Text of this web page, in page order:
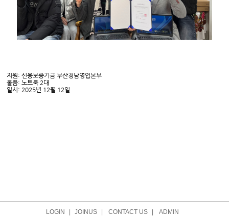
지원: 신용보증기금 부산경남영업본부
물품: 노트북 2대
일시: 2025년 12월 12일
LOGIN | JOINUS | CONTACT US | ADMIN